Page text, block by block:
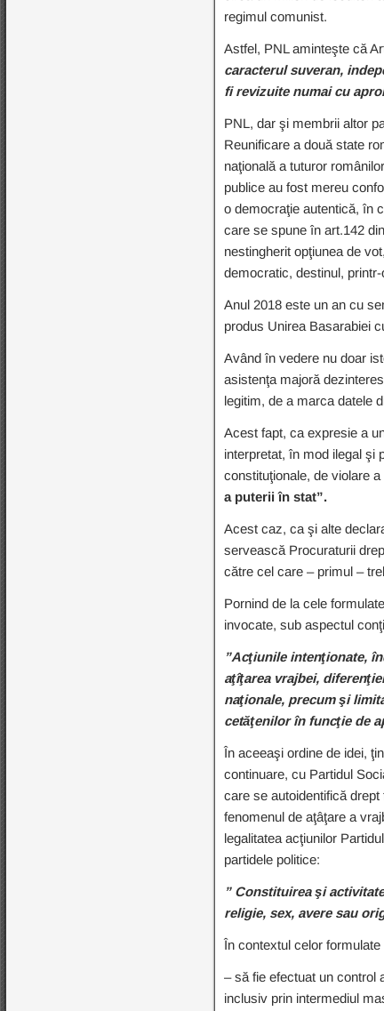
regimul comunist.
Astfel, PNL aminteşte că
caracterul suveran,
fi revizuite numai cu
PNL, dar şi membrii altor
Reunificare a două state
naţională a tuturor
publice au fost mereu
o democraţie autentică, în
care se spune în art.142
nestingherit opţiunea de
democratic, destinul,
Anul 2018 este un an cu
produs Unirea Basarabiei
Având în vedere nu doar
asistenţa majoră
legitim, de a marca datele
Acest fapt, ca expresie a
interpretat, în mod ilegal şi
constituţionale, de violare
a puterii în stat”.
Acest caz, ca şi alte
servească Procuraturii
către cel care – primul –
Pornind de la cele
invocate, sub aspectul
”Acţiunile intenţionate,
aţîţarea vrajbei,
naţionale, precum şi
cetăţenilor în funcţie de
În aceeaşi ordine de idei,
continuare, cu Partidul
care se autoidentifică
fenomenul de aţâţare a
legalitatea acţiunilor
partidele politice:
” Constituirea şi
religie, sex, avere sau
În contextul celor
– să fie efectuat un control
inclusiv prin intermediul